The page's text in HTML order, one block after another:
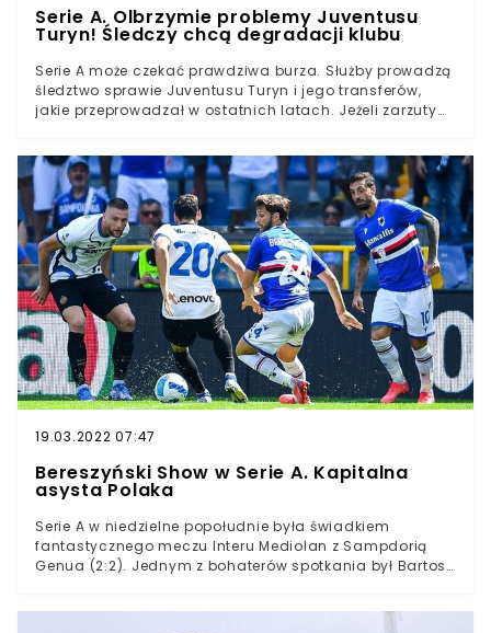
Serie A. Olbrzymie problemy Juventusu
Turyn! Śledczy chcą degradacji klubu
Serie A może czekać prawdziwa burza. Służby prowadzą
śledztwo sprawie Juventusu Turyn i jego transferów,
jakie przeprowadzał w ostatnich latach. Jeżeli zarzuty
niedawno tytuły mistrzowskie, a grozić jej może nawet
degradacja do Serie B.Serie A czeka największa afera
od lat. Kilka dni temu "La Gazetta dello Sport"
informowała, że do władz ligi dotarły informacje o
nieprawidłowościach, jakich kluby miały dopuszczać
się przy sprowadzaniu nowych zawodników. Głównie
miały one polegać na znacznym zawyżaniu wartości
piłkarzy.
19.03.2022 07:47
Bereszyński Show w Serie A. Kapitalna
asysta Polaka
Serie A w niedzielne popołudnie była świadkiem
fantastycznego meczu Interu Mediolan z Sampdorią
Genua (2:2). Jednym z bohaterów spotkania był Bartosz